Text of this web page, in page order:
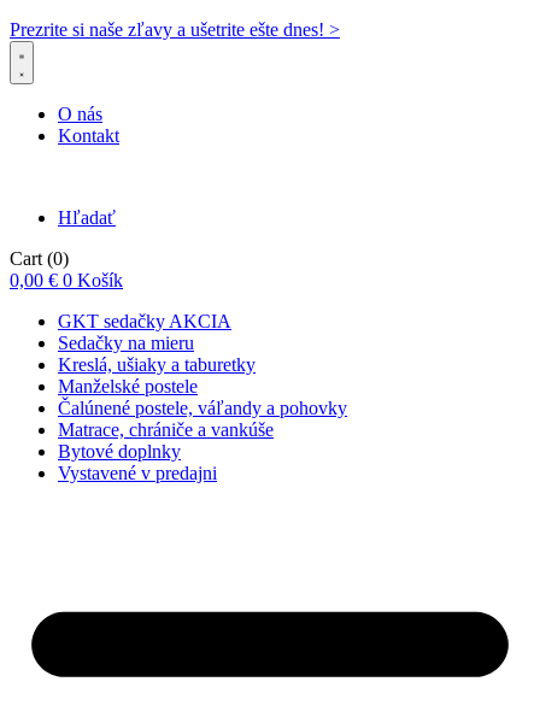
Prezrite si naše zľavy a ušetrite ešte dnes! >​
O nás
Kontakt
Hľadať
Cart (0)
0,00 € 0 Košík
GKT sedačky AKCIA
Sedačky na mieru
Kreslá, ušiaky a taburetky
Manželské postele
Čalúnené postele, váľandy a pohovky
Matrace, chrániče a vankúše
Bytové doplnky
Vystavené v predajni